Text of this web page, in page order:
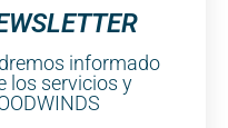
informado
los servicios y